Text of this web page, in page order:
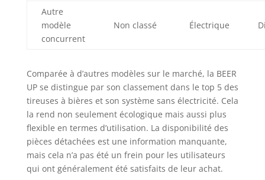
l’aluminium et du
dans la nature. Qui
n’a jamais marché
sur un morceau de
verre coupant ou
une capsule qui
trainait ? Un fût de
5L Beertender est
lui 100%
recyclable. En plus
Autre
modèle
concurrent
Non classé Électrique
Comparée à d’autres modèles sur le marché, la BEER
UP se distingue par son classement dans le top 5 des
tireuses à bières et son système sans électricité. Cela
la rend non seulement écologique mais aussi plus
flexible en termes d’utilisation. La disponibilité des
pièces détachées est une information manquante,
mais cela n’a pas été un frein pour les utilisateurs
qui ont généralement été satisfaits de leur achat.